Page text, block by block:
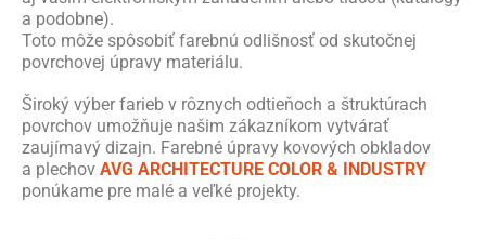
a podobne).
Toto môže spôsobiť farebnú odlišnosť od skutočnej
povrchovej úpravy materiálu.
Široký výber farieb v rôznych odtieňoch a štruktúrach
povrchov umožňuje našim zákazníkom vytvárať
zaujímavý dizajn. Farebné úpravy kovových obkladov
a plechov AVG ARCHITECTURE COLOR & INDUSTRY
ponúkame pre malé a veľké projekty.